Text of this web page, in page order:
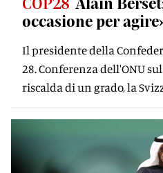
occasione per
Il presidente della
28. Conferenza dell'ONU
riscalda di un grado, la